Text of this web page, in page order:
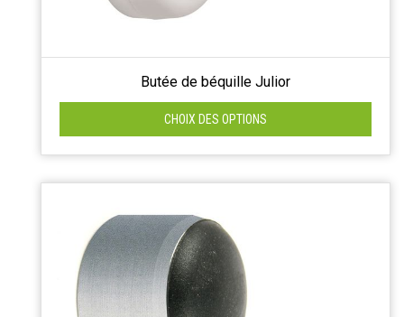
Butée de béquille Julior
CHOIX DES OPTIONS